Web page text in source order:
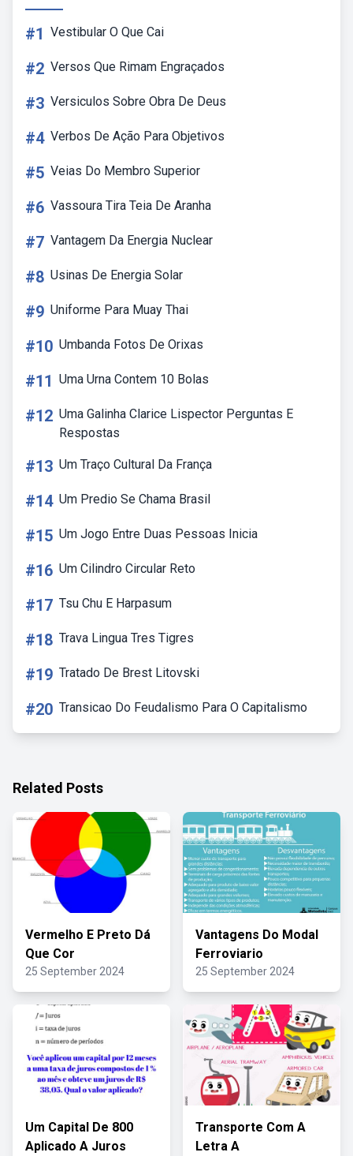
#1 Vestibular O Que Cai
#2 Versos Que Rimam Engraçados
#3 Versiculos Sobre Obra De Deus
#4 Verbos De Ação Para Objetivos
#5 Veias Do Membro Superior
#6 Vassoura Tira Teia De Aranha
#7 Vantagem Da Energia Nuclear
#8 Usinas De Energia Solar
#9 Uniforme Para Muay Thai
#10 Umbanda Fotos De Orixas
#11 Uma Urna Contem 10 Bolas
#12 Uma Galinha Clarice Lispector Perguntas E
Respostas
#13 Um Traço Cultural Da França
#14 Um Predio Se Chama Brasil
#15 Um Jogo Entre Duas Pessoas Inicia
#16 Um Cilindro Circular Reto
#17 Tsu Chu E Harpasum
#18 Trava Lingua Tres Tigres
#19 Tratado De Brest Litovski
#20 Transicao Do Feudalismo Para O Capitalismo
Related Posts
Vermelho E Preto Dá
Que Cor
25 September 2024
Vantagens Do Modal
Ferroviario
25 September 2024
Um Capital De 800
Aplicado A Juros
Transporte Com A
Letra A